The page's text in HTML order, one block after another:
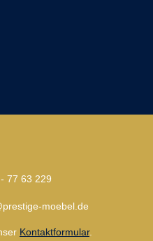
77 63 229
moebel.de
Kontaktformular.